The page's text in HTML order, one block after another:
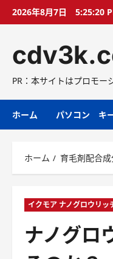
プ
2026年8月7日 5:25:21
PR：本サイトはプロモー
ホーム パソコン キ
ホーム 育毛剤配合
イクモア ナノグロウリッ
ナノグロ